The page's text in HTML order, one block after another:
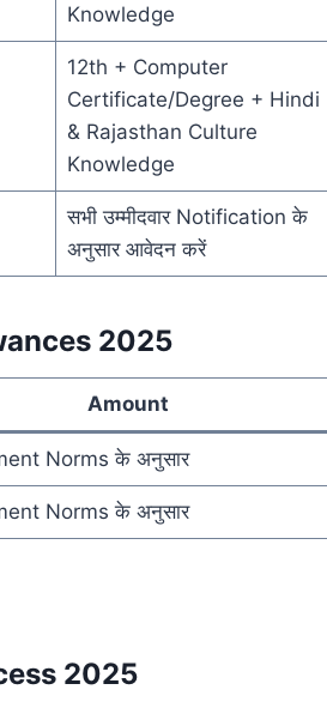
Knowledge
12th + Computer
Certificate/Degree + Hindi
& Rajasthan Culture
Knowledge
सभी उम्मीदवार Notification के
अनुसार आवेदन करें
2025
Amount
Norms के अनुसार
Norms के अनुसार
2025